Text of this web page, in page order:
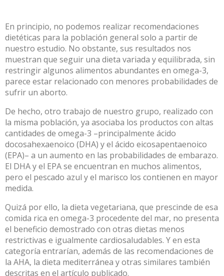
En principio, no podemos realizar recomendaciones
dietéticas para la población general solo a partir de
nuestro estudio. No obstante, sus resultados nos
muestran que seguir una dieta variada y equilibrada, sin
restringir algunos alimentos abundantes en omega-3,
parece estar relacionado con menores probabilidades de
sufrir un aborto.
De hecho, otro trabajo de nuestro grupo, realizado con
la misma población, ya asociaba los productos con altas
cantidades de omega-3 –principalmente ácido
docosahexaenoico (DHA) y el ácido eicosapentaenoico
(EPA)– a un aumento en las probabilidades de embarazo.
El DHA y el EPA se encuentran en muchos alimentos,
pero el pescado azul y el marisco los contienen en mayor
medida.
Quizá por ello, la dieta vegetariana, que prescinde de esa
comida rica en omega-3 procedente del mar, no presenta
el beneficio demostrado con otras dietas menos
restrictivas e igualmente cardiosaludables. Y en esta
categoría entrarían, además de las recomendaciones de
la AHA, la dieta mediterránea y otras similares también
descritas en el artículo publicado.